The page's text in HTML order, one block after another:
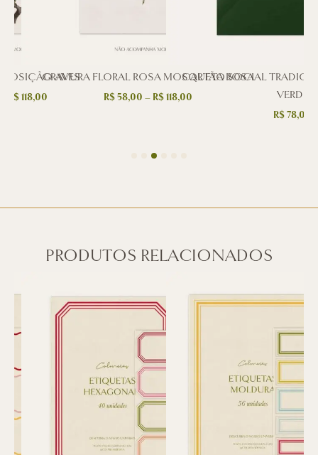
AVES
R$118,00
GRAVURA FLORAL ROSA MOSQUETA ROSA
R$58,00 – R$118,00
CARTÃO SOCIAL
VERDE
R$78,00
PRODUTOS RELACIONADOS